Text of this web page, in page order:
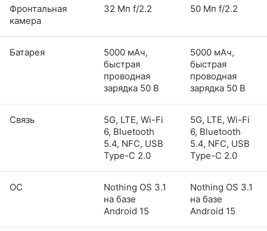
Фронтальная
камера
32 Мп f/2.2 50 Мп f/2.2
Батарея
5000 мАч,
быстрая
проводная
зарядка 50 В
5000 мАч,
быстрая
проводная
зарядка 50 В
Связь
5G, LTE, Wi-Fi
6, Bluetooth
5.4, NFC, USB
Type-C 2.0
5G, LTE, Wi-Fi
6, Bluetooth
5.4, NFC, USB
Type-C 2.0
ОС
Nothing OS 3.1
на базе
Android 15
Nothing OS 3.1
на базе
Android 15